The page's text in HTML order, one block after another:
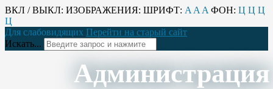
ВКЛ / ВЫКЛ: ИЗОБРАЖЕНИЯ: ШРИФТ: A A A ФОН: Ц Ц Ц
Ц
Для слабовидящих Перейти на старый сайт
Искать...
Администрация